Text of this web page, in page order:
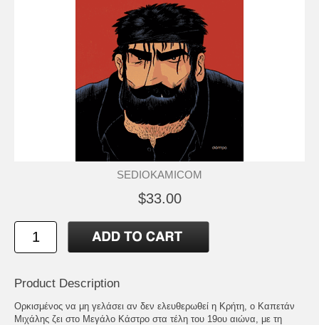
SEDIOKAMICOM
$33.00
Product Description
Ορκισμένος να μη γελάσει αν δεν ελευθερωθεί η Κρήτη, ο Καπετάν
Μιχάλης ζει στο Μεγάλο Κάστρο στα τέλη του 19ου αιώνα, με τη